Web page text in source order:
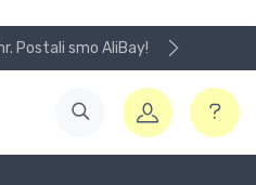
Postali smo AliBay!